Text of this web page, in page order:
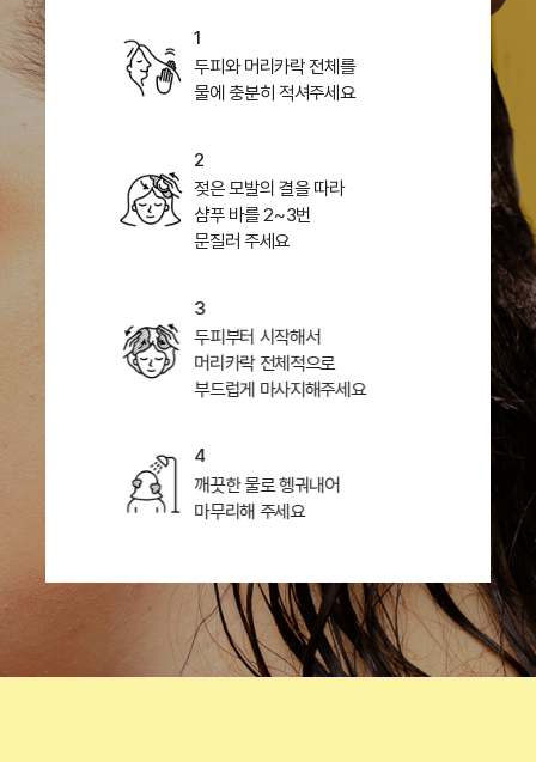
1
두피와 머리카락 전체를
물에 충분히 적셔주세요
2
젖은 모발의 결을 따라
샴푸 바를 2~3번
문질러 주세요
3
두피부터 시작해서
머리카락 전체적으로
부드럽게 마사지해주세요
4
깨끗한 물로 헹궈내어
마무리해 주세요